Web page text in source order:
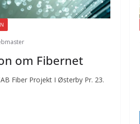
om Fibernet
Fiber Projekt I Østerby Pr. 23.